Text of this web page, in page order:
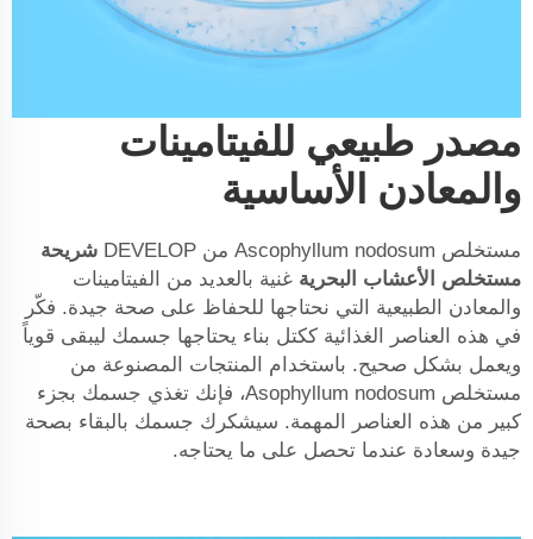
مصدر طبيعي للفيتامينات
والمعادن الأساسية
مستخلص Ascophyllum nodosum من DEVELOP
شريحة
مستخلص الأعشاب البحرية غنية بالعديد من الفيتامينات
والمعادن الطبيعية التي نحتاجها للحفاظ على صحة جيدة. فكّر
في هذه العناصر الغذائية ككتل بناء يحتاجها جسمك ليبقى قوياً
ويعمل بشكل صحيح. باستخدام المنتجات المصنوعة من
مستخلص Asophyllum nodosum، فإنك تغذي جسمك بجزء
كبير من هذه العناصر المهمة. سيشكرك جسمك بالبقاء بصحة
جيدة وسعادة عندما تحصل على ما يحتاجه.